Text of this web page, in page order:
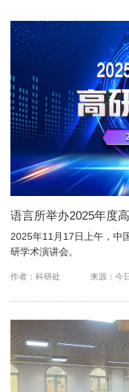
语言所举办2025年度
2025年11月17日上午，中
研学术演讲会。
作者：科研处 来源：今